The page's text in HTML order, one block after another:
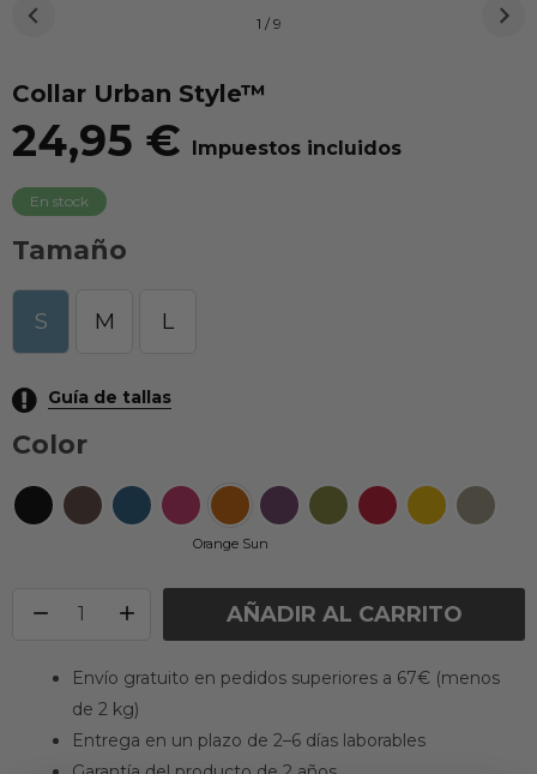
1 / 9
Collar Urban Style™
24,95 € Impuestos incluidos
En stock
Tamaño
S M L
Guía de tallas
Color
Orange Sun
AÑADIR AL CARRITO
Envío gratuito en pedidos superiores a 67€ (menos
de 2 kg)
Entrega en un plazo de 2–6 días laborables